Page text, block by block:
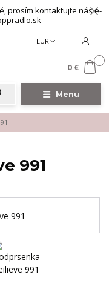
prosím kontaktujte nás e-
Menu
EUR
0 €
991